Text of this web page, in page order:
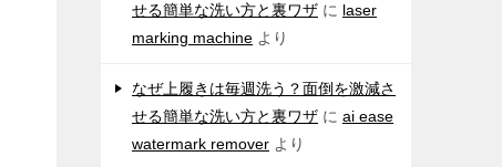
せる簡単な洗い方と裏ワザ に laser
marking machine より
なぜ上履きは毎週洗う？面倒を激減さ
せる簡単な洗い方と裏ワザ に ai ease
watermark remover より